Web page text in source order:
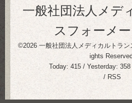
一般社団法人メデ
スフォーメ
©2026 一般社団法人メディカルトラ
ights Reserved.
Today: 415/ Yesterday: 358
/ RSS